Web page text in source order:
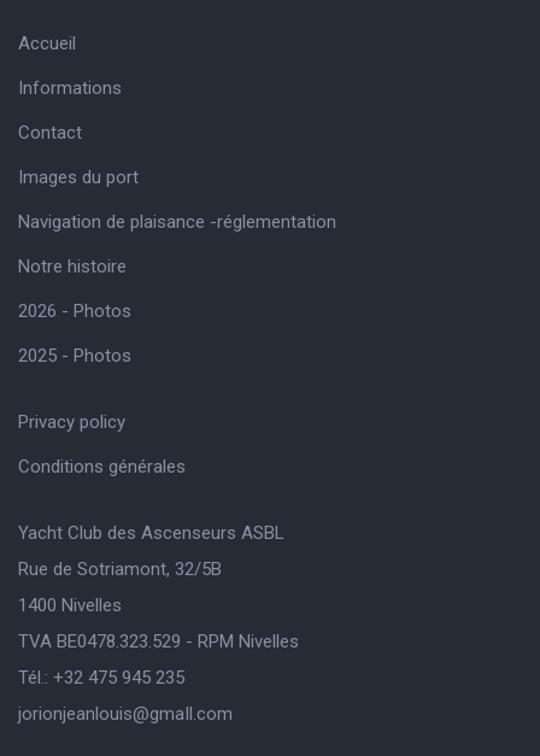
Accueil
Informations
Contact
Images du port
Navigation de plaisance -réglementation
Notre histoire
2026 - Photos
2025 - Photos
Privacy policy
Conditions générales
Yacht Club des Ascenseurs ASBL
Rue de Sotriamont, 32/5B
1400 Nivelles
TVA BE0478.323.529 - RPM Nivelles
Tél.: +32 475 945 235
jorionjeanlouis@gmaIl.com